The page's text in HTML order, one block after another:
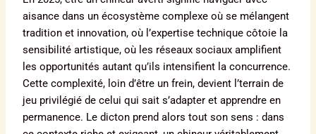
aisance dans un écosystème complexe où se mélangent
tradition et innovation, où l’expertise technique côtoie la
sensibilité artistique, où les réseaux sociaux amplifient
les opportunités autant qu’ils intensifient la concurrence.
Cette complexité, loin d’être un frein, devient l’terrain de
jeu privilégié de celui qui sait s’adapter et apprendre en
permanence. Le dicton prend alors tout son sens : dans